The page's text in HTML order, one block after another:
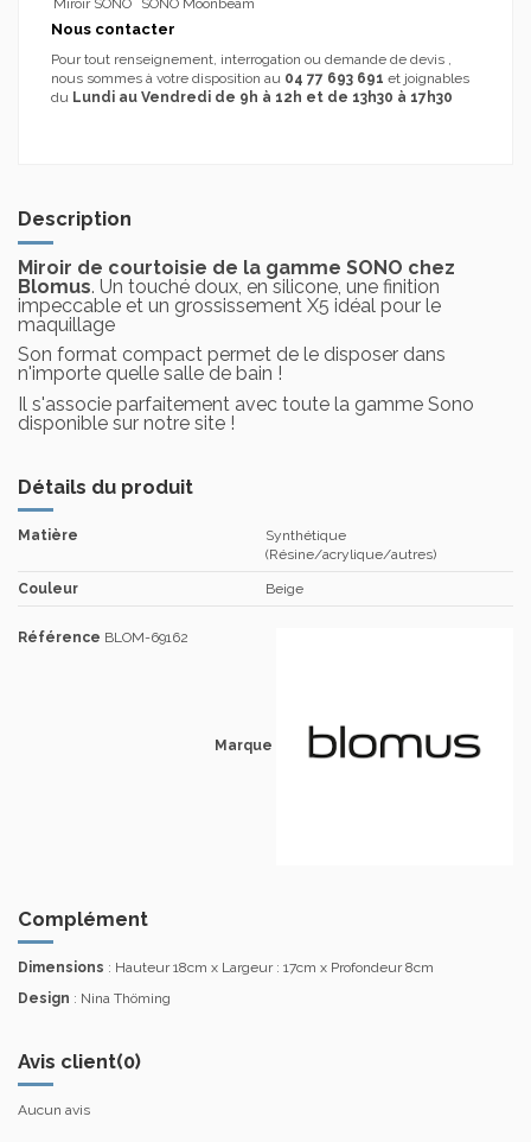
Miroir SONO SONO Moonbeam
Nous contacter
Pour tout renseignement, interrogation ou demande de devis ,
nous sommes à votre disposition au 04 77 693 691 et joignables
du Lundi au Vendredi de 9h à 12h et de 13h30 à 17h30
Description
Miroir de courtoisie de la gamme SONO chez
Blomus. Un touché doux, en silicone, une finition
impeccable et un grossissement X5 idéal pour le
maquillage
Son format compact permet de le disposer dans
n'importe quelle salle de bain !
Il s'associe parfaitement avec toute la gamme Sono
disponible sur notre site !
Détails du produit
Matière
Synthétique
(Résine/acrylique/autres)
Couleur Beige
Marque
Référence BLOM-69162
Complément
Dimensions : Hauteur 18cm x Largeur : 17cm x Profondeur 8cm
Design : Nina Thöming
Avis client(0)
Aucun avis